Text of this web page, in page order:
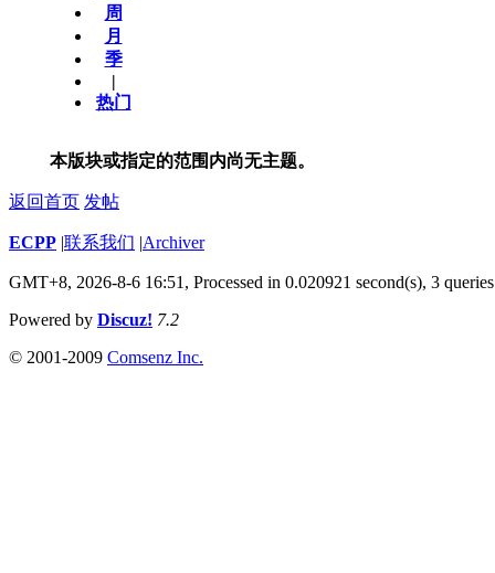
周
月
季
|
热门
本版块或指定的范围内尚无主题。
返回首页 发帖
ECPP |联系我们 |Archiver
GMT+8, 2026-8-6 16:51, Processed in 0.020921 second(s), 3 queries
Powered by Discuz! 7.2
© 2001-2009 Comsenz Inc.